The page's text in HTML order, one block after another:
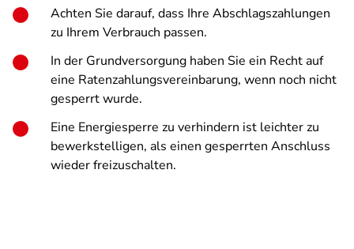
Achten Sie darauf, dass Ihre Abschlagszahlungen
zu Ihrem Verbrauch passen.
In der Grundversorgung haben Sie ein Recht auf
eine Ratenzahlungsvereinbarung, wenn noch nicht
gesperrt wurde.
Eine Energiesperre zu verhindern ist leichter zu
bewerkstelligen, als einen gesperrten Anschluss
wieder freizuschalten.